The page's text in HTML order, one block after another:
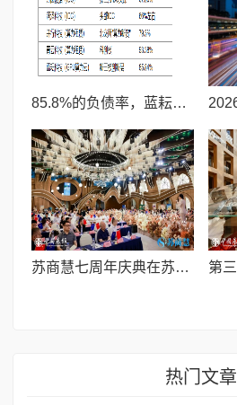
85.8%的负债率，蓝耘科技"小巨人"复核明年恐摘帽
苏商慧七周年庆典在苏州隆重举行 七大联创共启发展新篇章
热门文章